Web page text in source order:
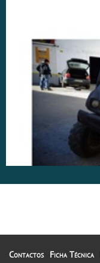
Contactos Ficha Técnica